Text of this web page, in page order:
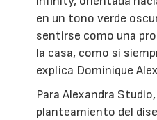
en un tono verde
sentirse como una
la casa, como si
explica Dominique
Para Alexandra
planteamiento del